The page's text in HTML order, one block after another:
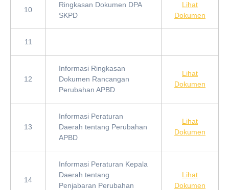
10
Ringkasan Dokumen DPA
SKPD
Lihat
Dokumen
11
12
Informasi Ringkasan
Dokumen Rancangan
Perubahan APBD
Lihat
Dokumen
13
Informasi Peraturan
Daerah tentang Perubahan
APBD
Lihat
Dokumen
14
Informasi Peraturan Kepala
Daerah tentang
Penjabaran Perubahan
Lihat
Dokumen